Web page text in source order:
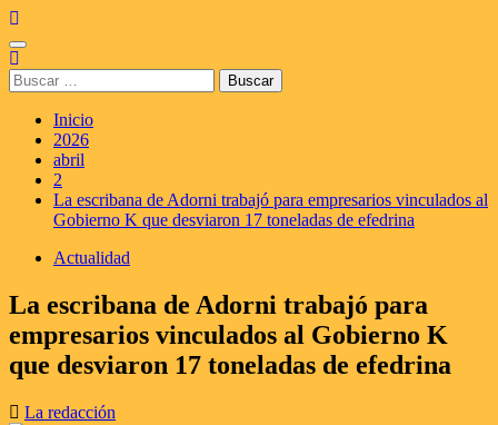
Saltar
al
contenido
Menú
principal
Buscar:
Inicio
2026
abril
2
La escribana de Adorni trabajó para empresarios vinculados al
Gobierno K que desviaron 17 toneladas de efedrina
Actualidad
La escribana de Adorni trabajó para
empresarios vinculados al Gobierno K
que desviaron 17 toneladas de efedrina
La redacción